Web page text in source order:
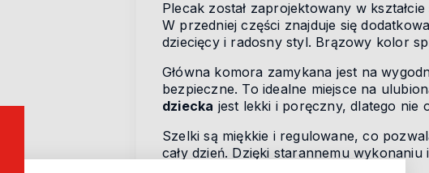
Plecak został zaprojektowany w
W przedniej części znajduje się
dziecięcy i radosny styl. Brązowy kolor
Główna komora zamykana jest na
bezpieczne. To idealne miejsce na
dziecka jest lekki i poręczny, dlatego nie
Szelki są miękkie i regulowane, co
cały dzień. Dzięki starannemu